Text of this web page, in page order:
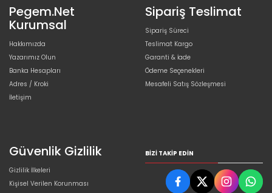
Pegem.Net
Kurumsal
Hakkımızda
Yazarımız Olun
Banka Hesapları
Adres / Kroki
İletişim
Sipariş Teslimat
Sipariş Süreci
Teslimat Kargo
Garanti & İade
Ödeme Seçenekleri
Mesafeli Satış Sözleşmesi
Güvenlik Gizlilik
Gizlilik İlkeleri
Kişisel Verilen Korunması
BIZI TAKIP EDIN